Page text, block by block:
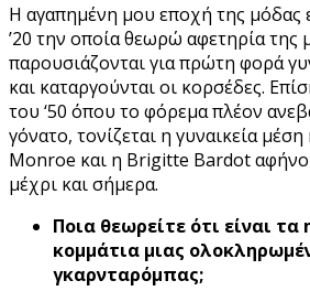
H αγαπημένη μου εποχή της μόδας
’20 την οποία θεωρώ αφετηρία της
παρουσιάζονται για πρώτη φορά
και καταργούνται οι κορσέδες.
του ‘50 όπου το φόρεμα πλέον
γόνατο, τονίζεται η γυναικεία
Monroe και η Brigitte Bardot
μέχρι και σήμερα.
Ποια θεωρείτε ότι είναι
κομμάτια μιας
γκαρνταρόμπας;